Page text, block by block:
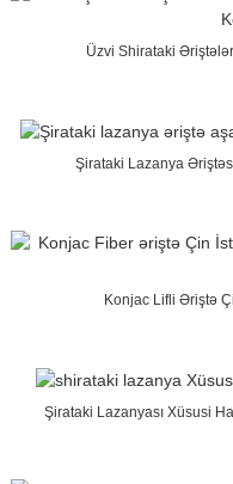
Üzvi Shirataki
Şirataki Lazanya
Konjac Lifli Əriştə
Şirataki Lazanyası Xüsusi